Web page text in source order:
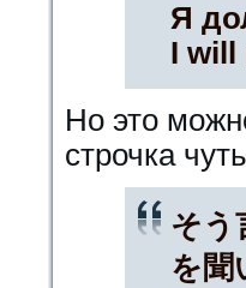
Я
I will
Но это
строчка
そう
を聞